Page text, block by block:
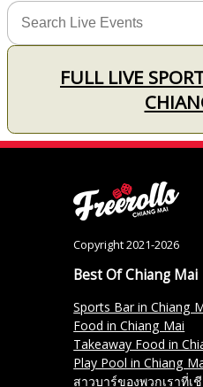
FULL LIVE
Copyright 2021-2026
Best Of Chiang Mai
Sports Bar in Chiang
Food in Chiang Mai
Takeaway Food in
Play Pool in Chiang
สาวบาร์ของพวกเราที่เ